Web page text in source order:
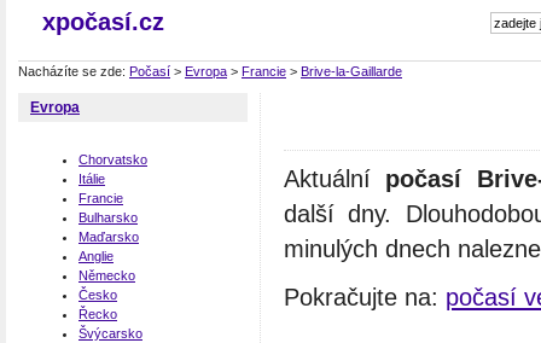
xpočasí.cz
Nacházíte se zde: Počasí > Evropa > Francie > Brive-la-Gaillarde
Evropa
Chorvatsko
Itálie
Francie
Bulharsko
Maďarsko
Anglie
Německo
Česko
Řecko
Švýcarsko
Aktuální počasí
další dny.
minulých dnech
Pokračujte na: počasí